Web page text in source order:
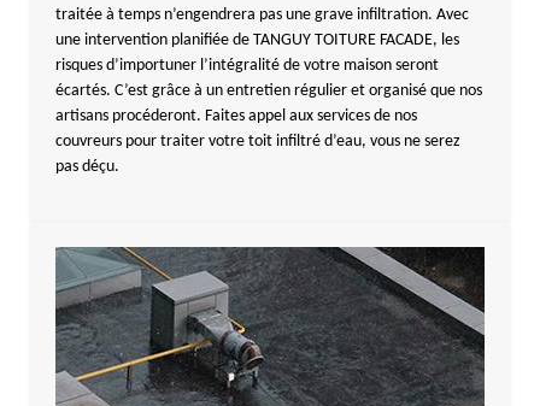
traitée à temps n’engendrera pas une grave infiltration. Avec
une intervention planifiée de TANGUY TOITURE FACADE, les
risques d’importuner l’intégralité de votre maison seront
écartés. C’est grâce à un entretien régulier et organisé que nos
artisans procéderont. Faites appel aux services de nos
couvreurs pour traiter votre toit infiltré d’eau, vous ne serez
pas déçu.